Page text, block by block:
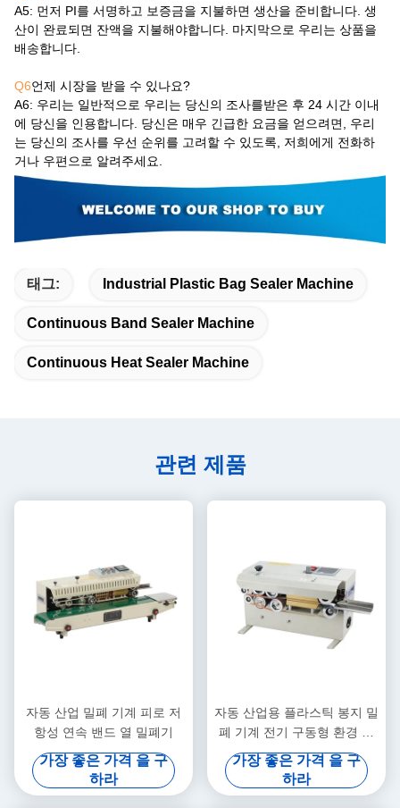
A5: 먼저 PI를 서명하고 보증금을 지불하면 생산을 준비합니다. 생
산이 완료되면 잔액을 지불해야합니다. 마지막으로 우리는 상품을
배송합니다.
Q6언제 시장을 받을 수 있나요?
A6: 우리는 일반적으로 우리는 당신의 조사를받은 후 24 시간 이내
에 당신을 인용합니다. 당신은 매우 긴급한 요금을 얻으려면, 우리
는 당신의 조사를 우선 순위를 고려할 수 있도록, 저희에게 전화하
거나 우편으로 알려주세요.
태그: Industrial Plastic Bag Sealer Machine
Continuous Band Sealer Machine
Continuous Heat Sealer Machine
관련 제품
자동 산업 밀폐 기계 피로 저
항성 연속 밴드 열 밀폐기
가장 좋은 가격 을 구
하라
자동 산업용 플라스틱 봉지 밀
폐 기계 전기 구동형 환경 친
화적
가장 좋은 가격 을 구
하라